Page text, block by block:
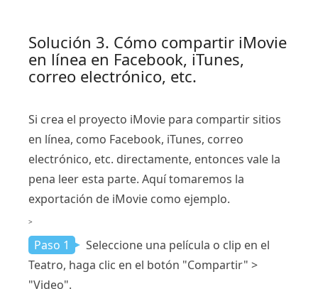
Solución 3. Cómo compartir iMovie
en línea en Facebook, iTunes,
correo electrónico, etc.
Si crea el proyecto iMovie para compartir sitios
en línea, como Facebook, iTunes, correo
electrónico, etc. directamente, entonces vale la
pena leer esta parte. Aquí tomaremos la
exportación de iMovie como ejemplo.
>
Paso 1
Seleccione una película o clip en el
Teatro, haga clic en el botón "Compartir" >
"Video".